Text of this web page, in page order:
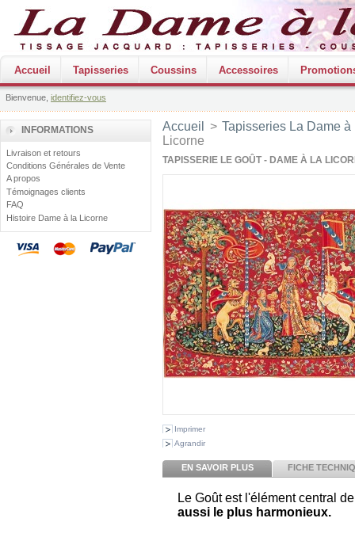
Accueil Tapisseries Coussins Accessoires
Bienvenue, identifiez-vous
INFORMATIONS
Livraison et retours
Conditions Générales de Vente
A propos
Témoignages clients
FAQ
Histoire Dame à la Licorne
Accueil > Tapisseries La Dame à
Licorne
TAPISSERIE LE GOÛT - DAME À LA
Imprimer
Agrandir
EN SAVOIR PLUS FICHE
Le Goût est l'élément central
aussi le plus harmonieux.